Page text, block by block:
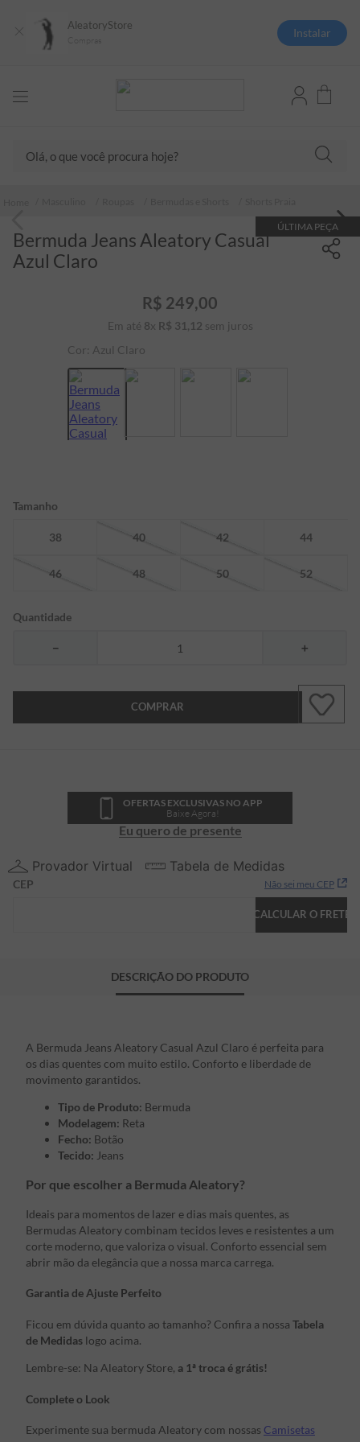
AleatoryStore
Instalar
ÚLTIMA PEÇA
Bermuda Jeans Aleatory Casual
Azul Claro
R$ 249,00
Em até 8x R$ 31 ,12 sem juros
Cor: Azul Claro
Tamanho
38 40 42 44
46 48 50 52
Quantidade
＋
－
COMPRAR
OFERTAS EXCLUSIVAS NO APP
Baixe Agora!
Eu quero de presente
Provador Virtual Tabela de Medidas
CEP Não sei meu CEP
CALCULAR O FRETE
DESCRIÇÃO DO PRODUTO
A Bermuda Jeans Aleatory Casual Azul Claro é perfeita para
os dias quentes com muito estilo. Conforto e liberdade de
movimento garantidos.
Tipo de Produto: Bermuda
Modelagem: Reta
Fecho: Botão
Tecido: Jeans
Por que escolher a Bermuda Aleatory?
Ideais para momentos de lazer e dias mais quentes, as
Bermudas Aleatory combinam tecidos leves e resistentes a um
corte moderno, que valoriza o visual. Conforto essencial sem
abrir mão da elegância que a nossa marca carrega.
Garantia de Ajuste Perfeito
Ficou em dúvida quanto ao tamanho? Confira a nossa Tabela
de Medidas logo acima.
Lembre-se: Na Aleatory Store, a 1ª troca é grátis!
Complete o Look
Experimente sua bermuda Aleatory com nossas Camisetas
camisas polo
2º
camiseta listrada
4º
camiseta
5º
jaqueta
7º
bermuda